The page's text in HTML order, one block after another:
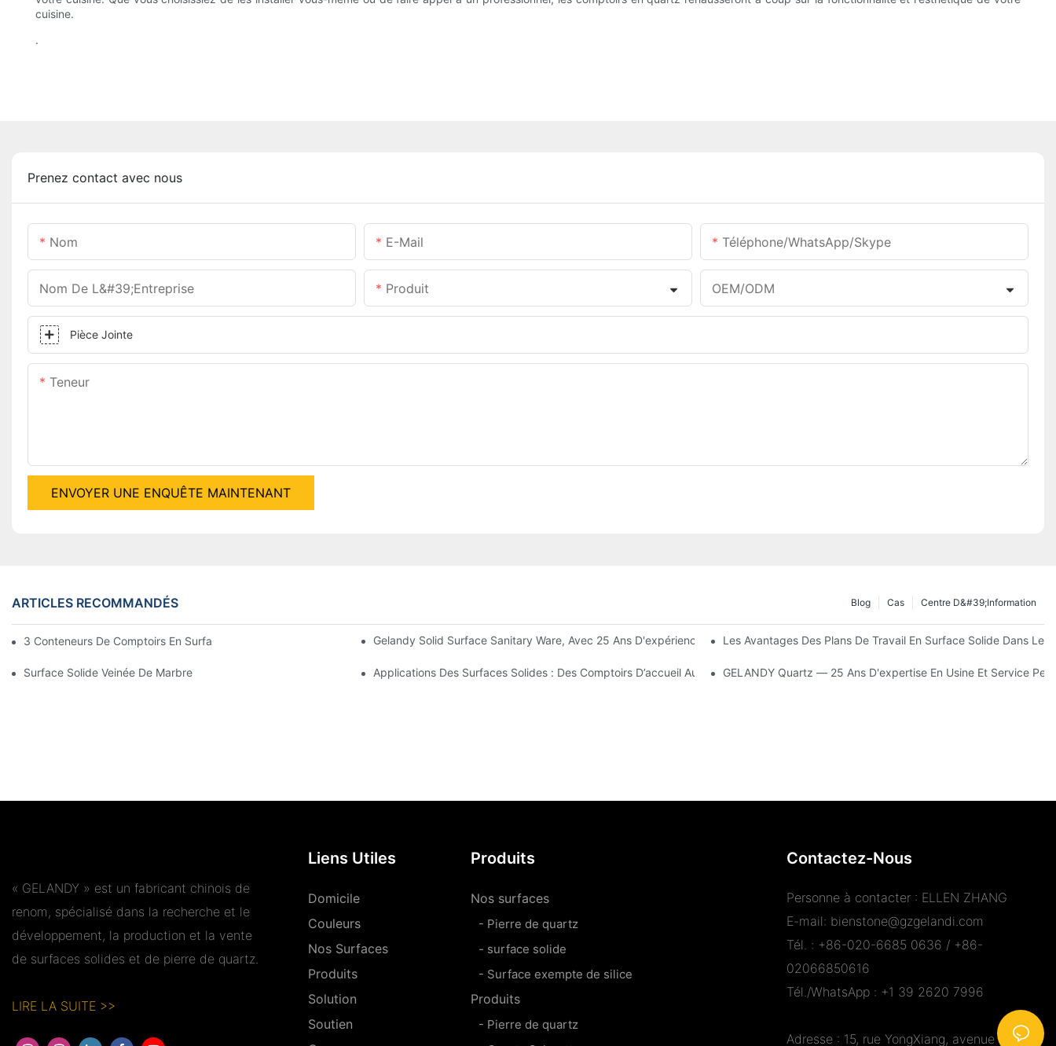
cuisine.
.
Prenez contact avec nous
Nom E-Mail Téléphone/WhatsApp/Skype
Nom De L&#39;entreprise Produit OEM/ODM
Pièce Jointe
Teneur
ENVOYER UNE ENQUÊTE MAINTENANT
ARTICLES RECOMMANDÉS Centre D&#39;information
Cas
Blog
3 Conteneurs De Comptoirs En Surface Solide Exportés Vers Les États-UnisGelandy Solid Surface Sanitary Ware, Avec 25 Ans D'expérience En UsineLes Avantages Des Plans De Travail En Surface Solide Dans
Surface Solide Veinée De Marbre Applications Des Surfaces Solides : Des Comptoirs D’accueil Aux Plans De Travail De CuisineGELANDY Quartz — 25 Ans D'expertise En Usine Et Service
« GELANDY » est un fabricant chinois de
renom, spécialisé dans la recherche et le
développement, la production et la vente
de surfaces solides et de pierre de quartz.
LIRE LA SUITE >>
Liens Utiles
Domicile
Couleurs
Nos Surfaces
Produits
Solution
Soutien
Produits
Nos surfaces
- Pierre de quartz
- surface solide
- Surface exempte de silice
Produits
- Pierre de quartz
Contactez-Nous
Personne à contacter : ELLEN ZHANG
E-mail: bienstone@gzgelandi.com
Tél. : +86-020-6685 0636 / +86-
02066850616
Tél./WhatsApp : +1 39 2620 7996
Adresse : 15, rue YongXiang, avenue